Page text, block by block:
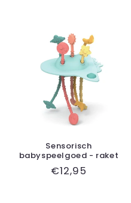
Sensorisch
babyspeelgoed - raket
Normale
€12,95